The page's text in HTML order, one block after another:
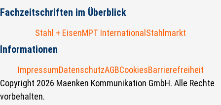
Fachzeitschriften im Überblick
Stahl + EisenMPT InternationalStahlmarkt
Informationen
ImpressumDatenschutzAGBCookiesBarrierefreiheit
Copyright 2026 Maenken Kommunikation GmbH. Alle Rechte
vorbehalten.